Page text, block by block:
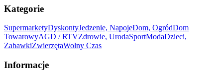
Kategorie
SupermarketyDyskontyJedzenie, NapojeDom, OgródDom
TowarowyAGD / RTVZdrowie, UrodaSportModaDzieci,
ZabawkiZwierzętaWolny Czas
Informacje